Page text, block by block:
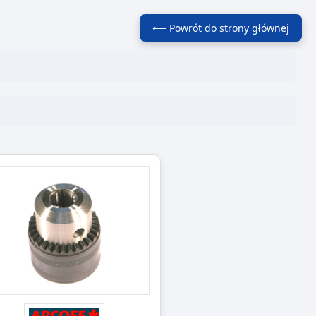
⟵ Powrót do strony głównej